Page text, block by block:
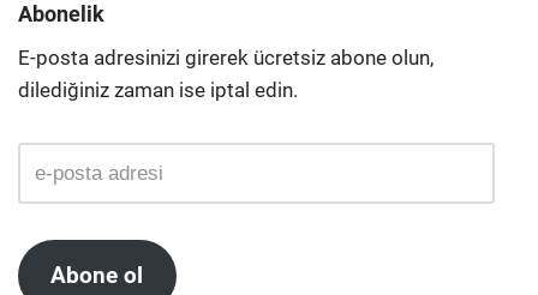
Abonelik
E-posta adresinizi girerek ücretsiz abone olun,
dilediğiniz zaman ise iptal edin.
Abone ol